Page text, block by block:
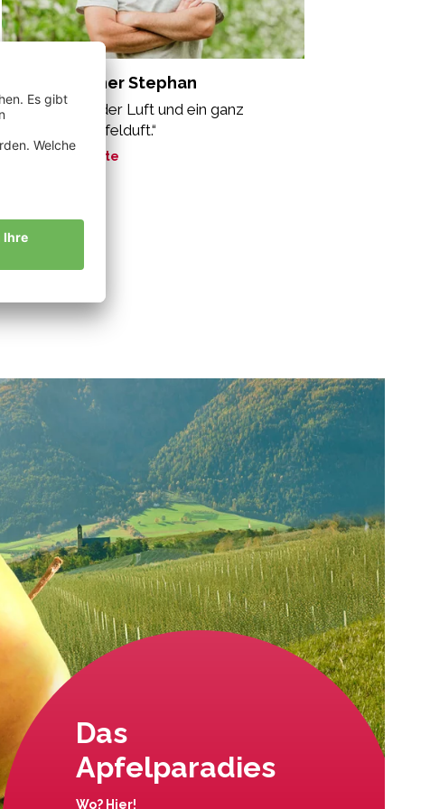
Rechenmacher Stephan
„Musik liegt in der Luft und ein ganz
besonderer Apfelduft.“
Meine Geschichte
Das
Apfelparadies
Wo? Hier!